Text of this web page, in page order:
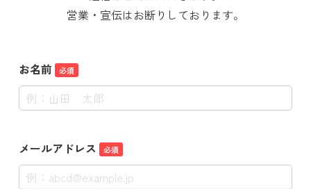
営業・宣伝はお断りしております。
お名前 必須
メールアドレス 必須